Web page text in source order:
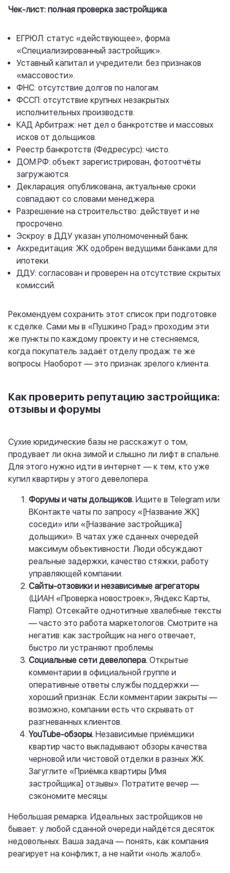
Чек-лист: полная проверка застройщика
ЕГРЮЛ: статус «действующее», форма
«Специализированный застройщик».
Уставный капитал и учредители: без признаков
«массовости».
ФНС: отсутствие долгов по налогам.
ФССП: отсутствие крупных незакрытых
исполнительных производств.
КАД Арбитраж: нет дел о банкротстве и массовых
исков от дольщиков.
Реестр банкротств (Федресурс): чисто.
ДОМ.РФ: объект зарегистрирован, фотоотчёты
загружаются.
Декларация: опубликована, актуальные сроки
совпадают со словами менеджера.
Разрешение на строительство: действует и не
просрочено.
Эскроу: в ДДУ указан уполномоченный банк.
Аккредитация: ЖК одобрен ведущими банками для
ипотеки.
ДДУ: согласован и проверен на отсутствие скрытых
комиссий.
Рекомендуем сохранить этот список при подготовке
к сделке. Сами мы в «Пушкино Град» проходим эти
же пункты по каждому проекту и не стесняемся,
когда покупатель задаёт отделу продаж те же
вопросы. Наоборот — это признак зрелого клиента.
Как проверить репутацию застройщика:
отзывы и форумы
Сухие юридические базы не расскажут о том,
продувает ли окна зимой и слышно ли лифт в спальне.
Для этого нужно идти в интернет — к тем, кто уже
купил квартиры у этого девелопера.
Форумы и чаты дольщиков. Ищите в Telegram или
ВКонтакте чаты по запросу «[Название ЖК]
соседи» или «[Название застройщика]
дольщики». В чатах уже сданных очередей
максимум объективности. Люди обсуждают
реальные задержки, качество стяжки, работу
управляющей компании.
Сайты-отзовики и независимые агрегаторы
(ЦИАН «Проверка новостроек», Яндекс Карты,
Flamp). Отсекайте однотипные хвалебные тексты
— часто это работа маркетологов. Смотрите на
негатив: как застройщик на него отвечает,
быстро ли устраняют проблемы.
Социальные сети девелопера. Открытые
комментарии в официальной группе и
оперативные ответы службы поддержки —
хороший признак. Если комментарии закрыты —
возможно, компании есть что скрывать от
разгневанных клиентов.
YouTube-обзоры. Независимые приёмщики
квартир часто выкладывают обзоры качества
черновой или чистовой отделки в разных ЖК.
Загуглите «Приёмка квартиры [Имя
застройщика] отзывы». Потратите вечер —
сэкономите месяцы.
Небольшая ремарка. Идеальных застройщиков не
бывает: у любой сданной очереди найдётся десяток
недовольных. Ваша задача — понять, как компания
реагирует на конфликт, а не найти «ноль жалоб».